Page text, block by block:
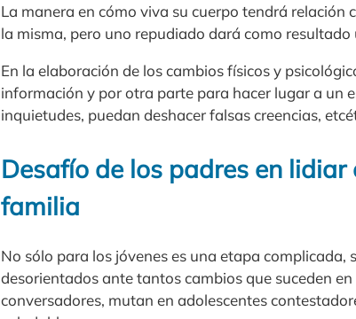
La manera en cómo viva su cuerpo tendrá
la misma, pero uno repudiado dará como
En la elaboración de los cambios físicos y
información y por otra parte para hacer lugar a un
inquietudes, puedan deshacer falsas creencias,
Desafío de los padres en
familia
No sólo para los jóvenes es una etapa complicada,
desorientados ante tantos cambios que suceden
conversadores, mutan en adolescentes